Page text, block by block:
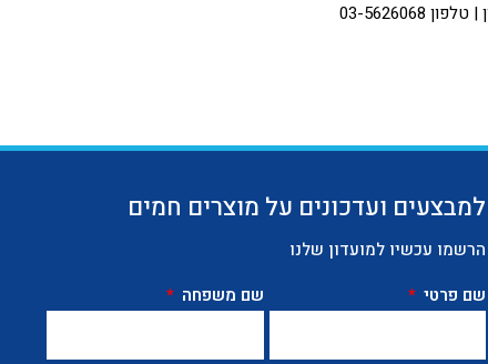
למבצעים ועדכונים על מוצרים חמים
הרשמו עכשיו למועדון שלנו
שם פרטי
שם משפחה